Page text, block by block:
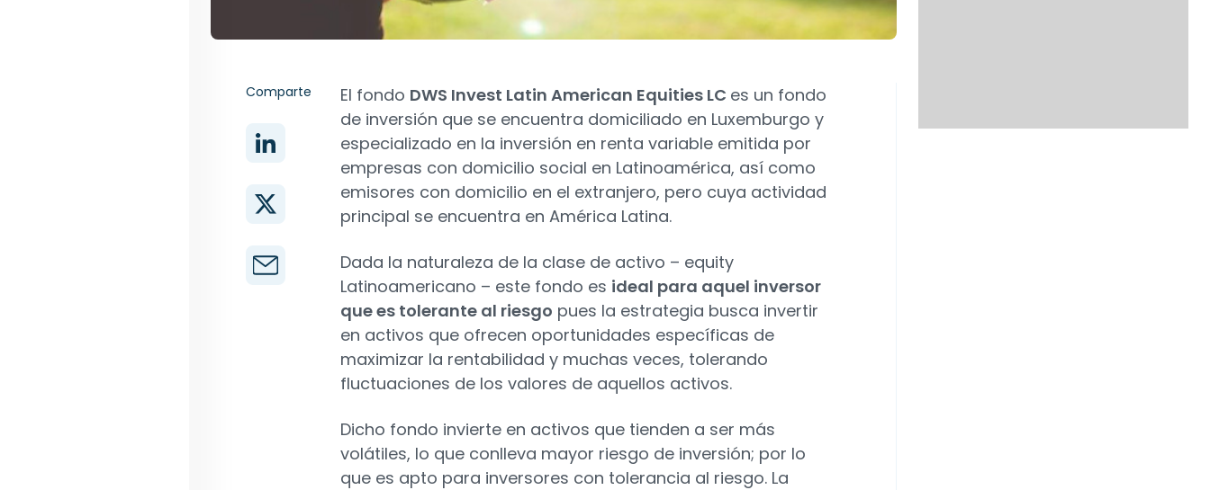
Comparte El fondo DWS Invest Latin American Equities LC es un fondo
de inversión que se encuentra domiciliado en Luxemburgo y
especializado en la inversión en renta variable emitida por
empresas con domicilio social en Latinoamérica, así como
emisores con domicilio en el extranjero, pero cuya actividad
principal se encuentra en América Latina.
Dada la naturaleza de la clase de activo – equity
Latinoamericano – este fondo es ideal para aquel inversor
que es tolerante al riesgo pues la estrategia busca invertir
en activos que ofrecen oportunidades específicas de
maximizar la rentabilidad y muchas veces, tolerando
fluctuaciones de los valores de aquellos activos.
Dicho fondo invierte en activos que tienden a ser más
volátiles, lo que conlleva mayor riesgo de inversión; por lo
que es apto para inversores con tolerancia al riesgo. La